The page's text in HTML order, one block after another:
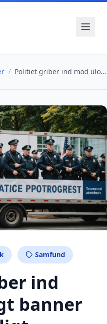
/ Politiet griber ind mod ulovligt banner ved borger...
Samfund
ind
banner